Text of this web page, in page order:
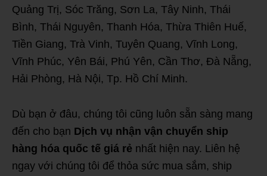
Quảng Trị, Sóc Trăng, Sơn La, Tây Ninh, Thái
Bình, Thái Nguyên, Thanh Hóa, Thừa Thiên Huế,
Tiền Giang, Trà Vinh, Tuyên Quang, Vĩnh Long,
Vĩnh Phúc, Yên Bái, Phú Yên, Cần Thơ, Đà Nẵng,
Hải Phòng, Hà Nội, Tp. Hồ Chí Minh.
Dù bạn ở đâu, chúng tôi cũng luôn sẵn sàng mang
đến cho bạn Dịch vụ nhận vận chuyển ship
hàng hóa quốc tế giá rẻ nhất hiện nay. Liên hệ
ngay với chúng tôi để thỏa sức mua sắm, ship